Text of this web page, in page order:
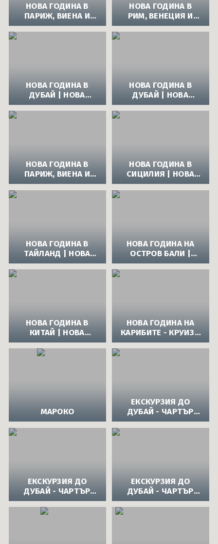
НОВА ГОДИНА В
ПАРИЖ, ВИЕНА И
ЗАЛЦБУРГ | НОВА
ГОДИНА 2014
НОВА ГОДИНА В
РИМ, ВЕНЕЦИЯ И
ФЛОРЕНЦИЯ | НОВА
ГОДИНА 2014
НОВА ГОДИНА В
ДУБАЙ | НОВА
ГОДИНА 2014 В
НОВА ГОДИНА В
ДУБАЙ | НОВА
ГОДИНА 2014 В
НОВА ГОДИНА В
ПАРИЖ, ВИЕНА И
ЗАЛЦБУРГ | НОВА
ГОДИНА 2014
НОВА ГОДИНА В
СИЦИЛИЯ | НОВА
ГОДИНА 2014 В
СИЦИЛИЯ
НОВА ГОДИНА В
ТАЙЛАНД | НОВА
ГОДИНА 2014 В
ТАЙЛАНД
НОВА ГОДИНА НА
ОСТРОВ БАЛИ |
НОВА ГОДИНА 2014
НА ОСТРОВ БАЛИ
НОВА ГОДИНА В
КИТАЙ | НОВА
ГОДИНА 2014 В
КИТАЙ
НОВА ГОДИНА НА
КАРИБИТЕ - КРУИЗ |
НОВА ГОДИНА 2014
МАРОКО
ЕКСКУРЗИЯ ДО
ДУБАЙ - ЧАРТЪР
13.11
ЕКСКУРЗИЯ ДО
ДУБАЙ - ЧАРТЪР
27.11
ЕКСКУРЗИЯ ДО
ДУБАЙ - ЧАРТЪР
02.12.